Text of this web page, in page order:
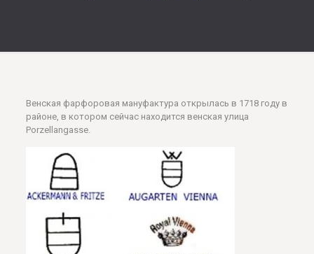
Венская фарфоровая мануфактура открылась в 1718 году в
районе, в котором сейчас находится венская улица
Porzellangasse.